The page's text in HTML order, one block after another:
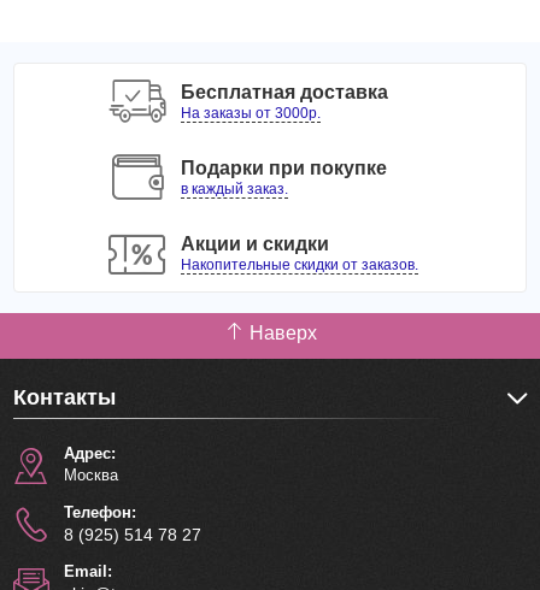
Бесплатная доставка
На заказы от 3000р.
Подарки при покупке
в каждый заказ.
Акции и скидки
Накопительные скидки от заказов.
Наверх
Контакты
Адрес:
Москва
Телефон:
8 (925) 514 78 27
Email: